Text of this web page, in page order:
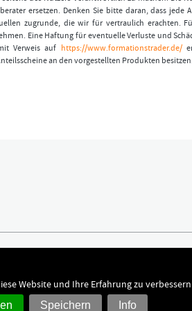
ersetzen. Denken Sie bitte daran, dass jede
zugrunde, die wir für vertraulich erachten.
Eine Haftung für eventuelle Verluste und
Verweis auf https://www.formationstrader.de/
an den vorgestellten Produkten besitzen.
Website und Ihre Erfahrung zu
Speichern Info
kontakt@formationstrader.de